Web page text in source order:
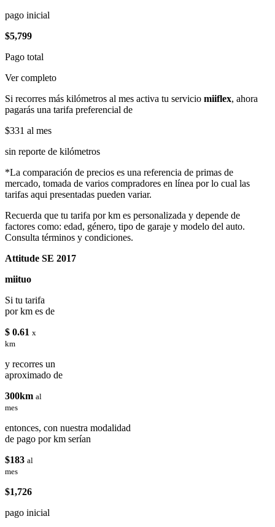
pago inicial
$5,799
Pago total
Ver completo
Si recorres más kilómetros al mes activa tu servicio miiflex, ahora
pagarás una tarifa preferencial de
$331 al mes
sin reporte de kilómetros
*La comparación de precios es una referencia de primas de
mercado, tomada de varios compradores en línea por lo cual las
tarifas aqui presentadas pueden variar.
Recuerda que tu tarifa por km es personalizada y depende de
factores como: edad, género, tipo de garaje y modelo del auto.
Consulta términos y condiciones.
Attitude SE 2017
miituo
Si tu tarifa
por km es de
$ 0.61 x
km
y recorres un
aproximado de
300km al
mes
entonces, con nuestra modalidad
de pago por km serían
$183 al
mes
$1,726
pago inicial